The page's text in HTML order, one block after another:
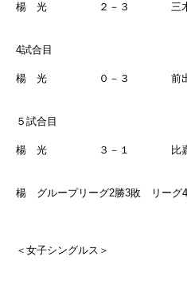
楊 光 ２－３ 三木（愛
4試合目
楊 光 ０－３ 前出（中
５試合目
楊 光 ３－１ 比嘉（
楊 グループリーグ2勝3敗 リーグ
＜女子シングルス＞